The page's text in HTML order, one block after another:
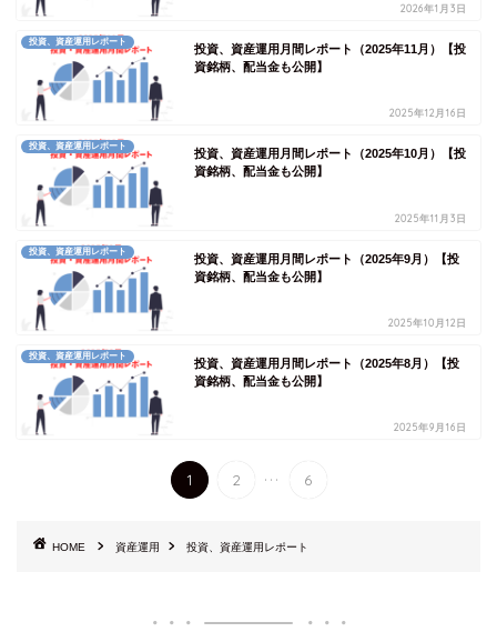
2026年1月3日
投資、資産運用レポート
投資、資産運用月間レポート（2025年11月）【投
資銘柄、配当金も公開】
2025年12月16日
投資、資産運用レポート
投資、資産運用月間レポート（2025年10月）【投
資銘柄、配当金も公開】
2025年11月3日
投資、資産運用レポート
投資、資産運用月間レポート（2025年9月）【投
資銘柄、配当金も公開】
2025年10月12日
投資、資産運用レポート
投資、資産運用月間レポート（2025年8月）【投
資銘柄、配当金も公開】
2025年9月16日
1 2 ... 6
HOME 資産運用 投資、資産運用レポート